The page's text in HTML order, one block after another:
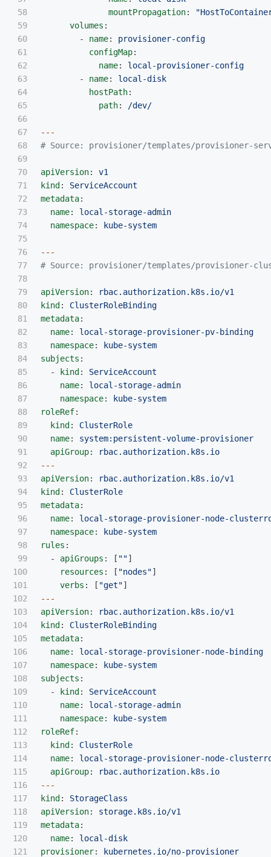
58
59
60
61
62
63
64
65
66
67
68
69
70
71
72
73
74
75
76
77
78
79
80
81
82
83
84
85
86
87
88
89
90
91
92
93
94
95
96
97
98
99
100
101
102
103
104
105
106
107
108
109
110
111
112
113
114
115
116
117
118
119
120
121
mountPropagation: "
volumes :
-
name:
provisioner-config
configMap:
name:
local-provisioner-config
-
name:
local-disk
hostPath:
path: /dev/
---
# Source: provisioner/templates/provisioner-
apiVersion:
v1
kind :
ServiceAccount
metadata:
name:
local-storage-admin
namespace: kube-system
---
# Source: provisioner/templates/provisioner-
apiVersion:
rbac.authorization.k8s.io/v1
kind :
ClusterRoleBinding
metadata:
name:
local-storage-provisioner-pv-binding
namespace:
kube-system
subjects :
-
kind :
ServiceAccount
name:
local-storage-admin
namespace:
kube-system
roleRef:
kind :
ClusterRole
name:
system:persistent-volume-provisioner
apiGroup:
rbac.authorization.k8s.io
---
apiVersion:
rbac.authorization.k8s.io/v1
kind :
ClusterRole
metadata:
name:
local-storage-provisioner-node-
namespace:
kube-system
rules :
-
apiGroups : [ ""]
resources : [ "nodes"]
verbs : [ "get"]
---
apiVersion:
rbac.authorization.k8s.io/v1
kind :
ClusterRoleBinding
metadata:
name:
local-storage-provisioner-node-binding
namespace:
kube-system
subjects :
-
kind :
ServiceAccount
name:
local-storage-admin
namespace:
kube-system
roleRef:
kind :
ClusterRole
name:
local-storage-provisioner-node-
apiGroup:
rbac.authorization.k8s.io
---
kind :
StorageClass
apiVersion:
storage.k8s.io/v1
metadata:
name:
local-disk
provisioner:
kubernetes.io/no-provisioner